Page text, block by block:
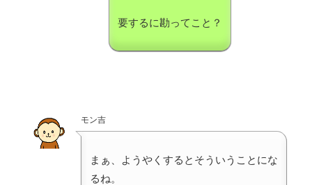
要するに勘ってこと？
モン吉
まぁ、ようやくするとそういうことにな
るね。